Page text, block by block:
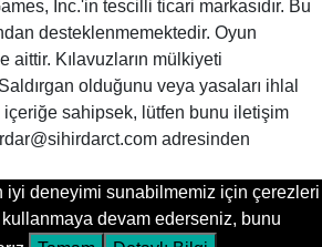
Inc.'in tescilli ticari markasıdır. Bu
desteklenmemektedir. Oyun
aittir. Kılavuzların mülkiyeti
olduğunu veya yasaları ihlal
sahipsek, lütfen bunu iletişim
adresinden
iyi deneyimi sunabilmemiz için çerezleri
devam ederseniz, bunu